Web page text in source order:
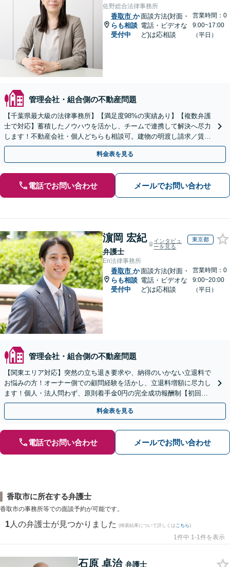
佐野総合法律事務所
香取市 か
らも相談
受付中
面談方法(対面・
電話・ビデオな
ど)は応相談
営業時間：0
9:00~17:00
（平日）
管理会社・組合側の不動産問題
【千葉県最大級の法律事務所】【満足度98%の実績あり】【複数弁護
士で対応】蓄積したノウハウを活かし、チームで連携して解決へ尽力
します！不動産会社・個人どちらも相談可。建物の明渡し請求／賃貸
借契約書の作成／離婚の財産分与等【千葉中央駅5分】
料金表を見る
電話でお問い合わせ メールでお問い合わせ
濵岡 宏紀
弁護士
インタビュ
ーを見る
東京都
En法律事務所
香取市 か
らも相談
受付中
面談方法(対面・
電話・ビデオな
ど)は応相談
営業時間：0
9:00~20:00
（平日）
管理会社・組合側の不動産問題
【関東エリア対応】突然の立ち退き要求や、納得のいかない立退料で
お悩みの方！オーナー側での顧問経験を活かし、立退料増額に尽力し
ます！個人・法人問わず、原則着手金0円の完全成功報酬制【初回相
談30分無料】【オンライン対応可】【夜間休日相談可】
料金表を見る
電話でお問い合わせ メールでお問い合わせ
香取市に所在する弁護士
香取市の事務所等での面談予約が可能です。
1 人の弁護士が見つかりました (検索結果について詳しくは こちら)
1件中 1-1件を表示
石原 卓治 弁護士